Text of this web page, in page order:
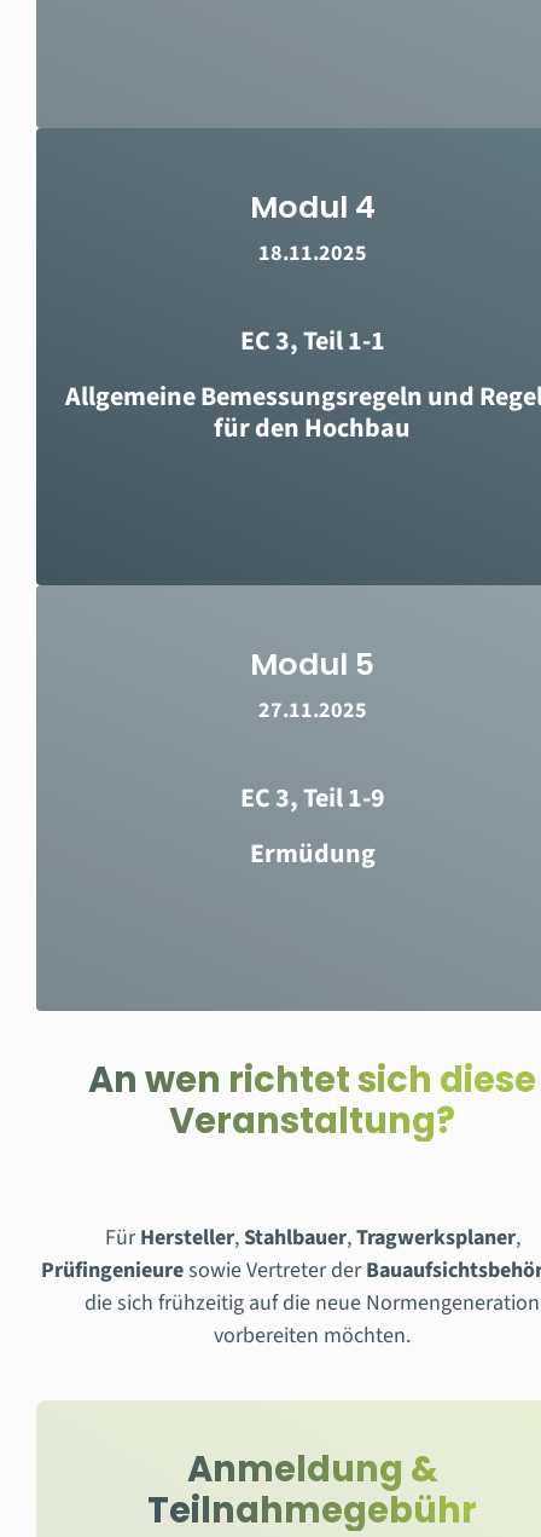
Modul 4
18.11.2025
EC 3, Teil 1-1
Allgemeine Bemessungsregeln und
für den Hochbau
Modul 5
27.11.2025
EC 3, Teil 1-9
Ermüdung
An wen richtet sich diese
Veranstaltung?
FürHersteller,Stahlbauer,Tragwerksplaner,
Prüfingenieuresowie Vertreter der
die sich frühzeitig auf die neue Normengeneration
vorbereiten möchten.
Anmeldung &
Teilnahmegebühr